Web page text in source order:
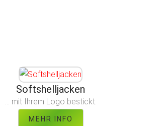
Softshelljacken
... mit Ihrem Logo bestickt.
MEHR INFO